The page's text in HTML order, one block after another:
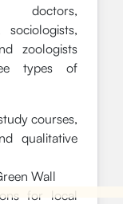
doctors,
sociologists,
zoologists
types of
courses,
qualitative
Wall
for local